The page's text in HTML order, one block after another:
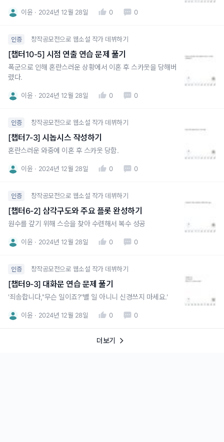
이윤 2024년 12월 28일 0 0
인증 창작공모전으로 웹소설 작가 데뷔하기
[챕터10-5] 시점 연출 연습 문제 풀기
폭군으로 인해 혼란스러운 상황에서 이혼 후 스카웃을 당해버
렸다.
이윤 2024년 12월 28일 0 0
인증 창작공모전으로 웹소설 작가 데뷔하기
[챕터7-3] 시놉시스 작성하기
혼란스러운 와중에 이혼 후 스카웃 당함.
이윤 2024년 12월 28일 0 0
인증 창작공모전으로 웹소설 작가 데뷔하기
[챕터6-2] 삼각구도와 주요 플롯 완성하기
원수를 갚기 위해 스승을 찾아 수련해서 복수 성공
이윤 2024년 12월 28일 0 0
인증 창작공모전으로 웹소설 작가 데뷔하기
[챕터9-3] 대화문 연습 문제 풀기
'죄송합니다,''무슨 일이죠?''별 일 아니니 신경쓰지 마세요.'
이윤 2024년 12월 28일 0 0
더보기